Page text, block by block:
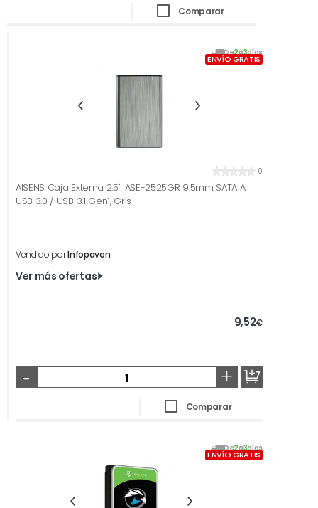
Comparar
De2a3días
ENVÍO GRATIS
0
AISENS Caja Externa 2.5'' ASE-2525GR 9.5mm SATA A
USB 3.0 / USB 3.1 Gen1, Gris
Vendido porInfopavon
Ver más ofertas
9,52€
- +
Comparar
De2a3días
ENVÍO GRATIS